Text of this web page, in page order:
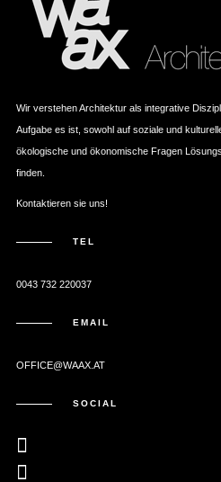
Wir verstehen Architektur als integrative
Aufgabe es ist, sowohl auf soziale und
ökologische und ökonomische Fragen
finden.
Kontaktieren sie uns!
TEL
0043 732 220037
EMAIL
OFFICE@WAAX.AT
SOCIAL